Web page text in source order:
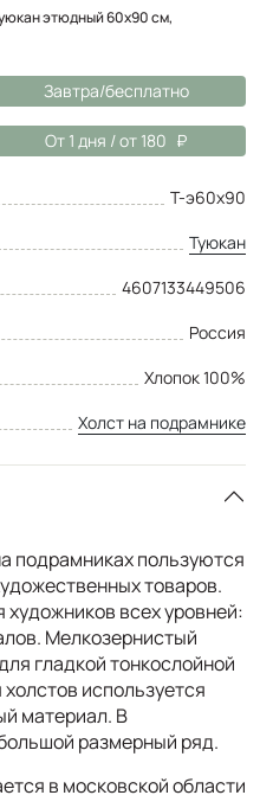
этюдный 60x90 см,
Завтра/бесплатно
От 1 дня / от 180
Т-э60х90
Туюкан
4607133449506
Россия
Хлопок 100%
Холст на подрамнике
подрамниках пользуются
товаров.
всех уровней:
Мелкозернистый
гладкой тонкослойной
используется
материал. В
размерный ряд.
в московской области